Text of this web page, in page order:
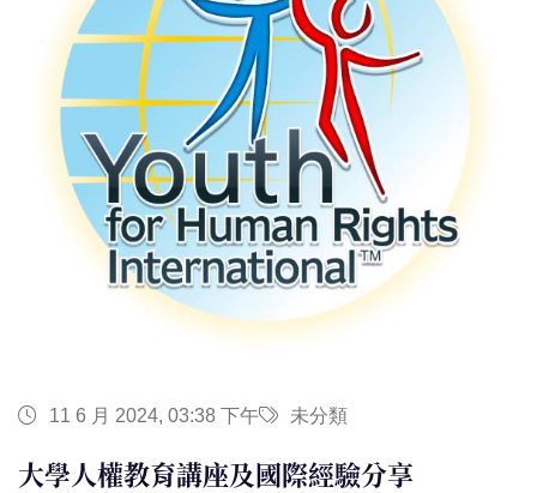
11 6 月 2024, 03:38 下午 未分類
大學人權教育講座及國際經驗分享